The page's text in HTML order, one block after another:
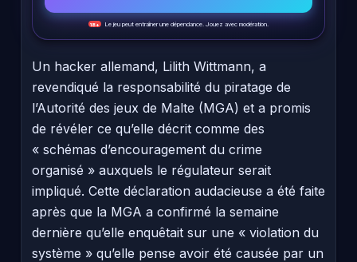
18+ Le jeu peut entraîner une dépendance. Jouez avec modération.
Un hacker allemand, Lilith Wittmann, a
revendiqué la responsabilité du piratage de
l’Autorité des jeux de Malte (MGA) et a promis
de révéler ce qu’elle décrit comme des
« schémas d’encouragement du crime
organisé » auxquels le régulateur serait
impliqué. Cette déclaration audacieuse a été faite
après que la MGA a confirmé la semaine
dernière qu’elle enquêtait sur une « violation du
système » qu’elle pense avoir été causée par un